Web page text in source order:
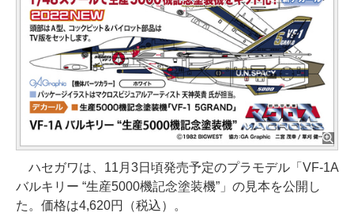
ハセガワは、11月3日頃発売予定のプラモデル「VF-1A
バルキリー “生産5000機記念塗装機”」の見本を公開し
た。価格は4,620円（税込）。